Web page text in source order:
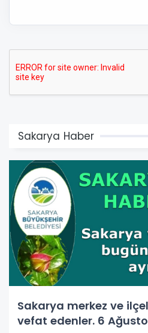
Sakarya Haber
Sakarya merkez ve
vefat edenler. 6